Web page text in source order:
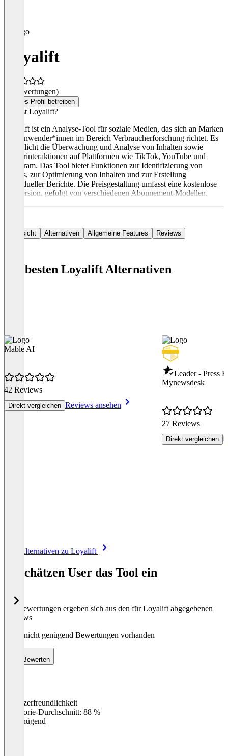
Loyalift
(0 Bewertungen)
Dieses Profil betreiben
Was ist Loyalift?
Loyalift ist ein Analyse-Tool für soziale Medien, das sich an Marken
und Anwender*innen im Bereich Verbraucherforschung richtet. Es
ermöglicht die Überwachung und Analyse von Inhalten sowie
Nutzerinteraktionen auf Plattformen wie TikTok, YouTube und
Instagram. Das Tool bietet Funktionen zur Identifizierung von
Trends, zur Optimierung von Inhalten und zur Erstellung
individueller Berichte. Die Preisgestaltung umfasst eine kostenlose
Testversion, gefolgt von verschiedenen Abonnement-Modellen.
Übersicht Alternativen Allgemeine Features Reviews
Die besten Loyalift Alternativen
Mable AI
42 Reviews
Direkt vergleichen Reviews ansehen
Leader - Press
Mynewsdesk
27 Reviews
Direkt vergleichen
Alle Alternativen zu Loyalift
So schätzen User das Tool ein
Die Bewertungen ergeben sich aus den für Loyalift abgegebenen
Reviews
Noch nicht genügend Bewertungen vorhanden
Bewerten
Benutzerfreundlichkeit
Kategorie-Durchschnitt: 88 %
Ungenügend